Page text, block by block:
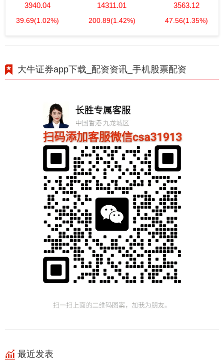
3940.04
39.69(1.02%)
14311.01
200.89(1.42%)
3563.12
47.56(1.35%)
大牛证券app下载_配资资讯_手机股票配资
最近发表